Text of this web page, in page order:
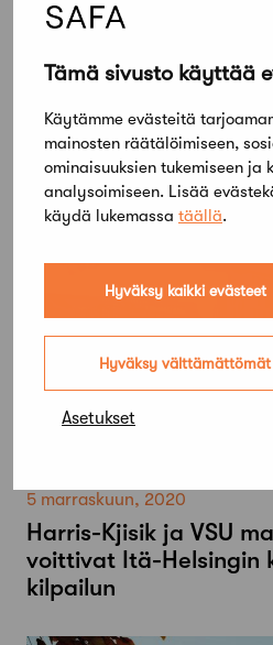
Tämä sivusto käyttää
Käytämme evästeitä
mainosten räätälöimiseen,
ominaisuuksien tukemiseen ja
analysoimiseen. Lisää
käydä lukemassa täällä.
Hyväksy kaikki evästeet
Hyväksy välttämättömät
Asetukset
10 elokuun, 2021
2022 ratkeavien
verovapaudet
5 marraskuun, 2020
Harris-Kjisik ja VSU
voittivat Itä-Helsingin
kilpailun